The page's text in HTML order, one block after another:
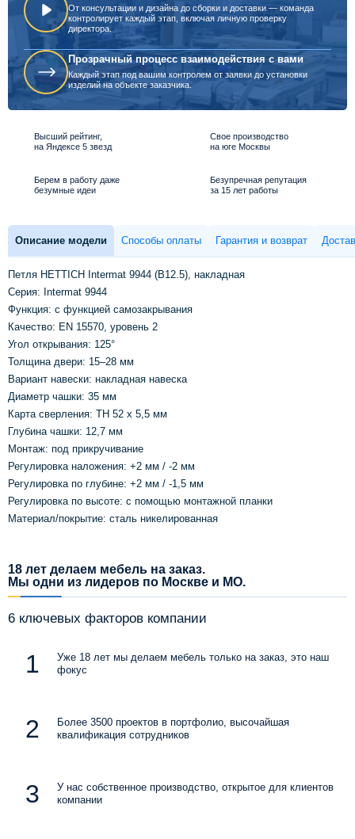
От консультации и дизайна до сборки и доставки — команда
контролирует каждый этап, включая личную проверку
директора.
Прозрачный процесс взаимодействия с вами
Каждый этап под вашим контролем от заявки до установки
изделий на объекте заказчика.
Высший рейтинг,
на Яндексе 5 звезд
Свое производство
на юге Москвы
Берем в работу даже
безумные идеи
Безупречная репутация
за 15 лет работы
Описание модели Способы оплаты Гарантия и возврат
Петля HETTICH Intermat 9944 (B12.5), накладная
Серия: Intermat 9944
Функция: с функцией самозакрывания
Качество: EN 15570, уровень 2
Угол открывания: 125°
Толщина двери: 15–28 мм
Вариант навески: накладная навеска
Диаметр чашки: 35 мм
Карта сверления: TH 52 x 5,5 мм
Глубина чашки: 12,7 мм
Монтаж: под прикручивание
Регулировка наложения: +2 мм / -2 мм
Регулировка по глубине: +2 мм / -1,5 мм
Регулировка по высоте: с помощью монтажной планки
Материал/покрытие: сталь никелированная
18 лет делаем мебель на заказ.
Мы одни из лидеров по Москве и МО.
6 ключевых факторов компании
Уже 18 лет мы делаем мебель только на заказ, это наш
фокус
Более 3500 проектов в портфолио, высочайшая
квалификация сотрудников
У нас собственное производство, открытое для клиентов
компании